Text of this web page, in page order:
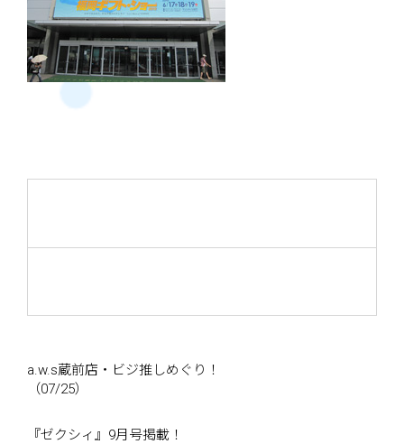
a.w.s蔵前店・ビジ推しめぐり！
（07/25）
『ゼクシィ』9月号掲載！